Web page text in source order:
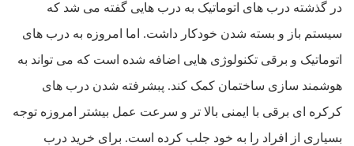
در گذشته درب های اتوماتیک به درب هایی گفته می شد که
سیستم باز و بسته شدن خودکار داشت. اما امروزه به درب های
اتوماتیک و برقی تکنولوژی هایی اضافه شده است که می تواند به
هوشمند سازی ساختمان کمک کند. پبشرفته شدن درب های
کرکره ای برقی با ایمنی بالا تر و سرعت عمل بیشتر امروزه توجه
بسیاری از افراد را به خود جلب کرده است. برای خرید درب